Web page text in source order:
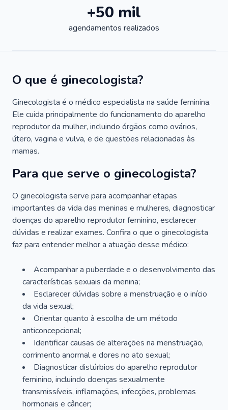
+50 mil
agendamentos realizados
O que é ginecologista?
Ginecologista é o médico especialista na saúde feminina.
Ele cuida principalmente do funcionamento do aparelho
reprodutor da mulher, incluindo órgãos como ovários,
útero, vagina e vulva, e de questões relacionadas às
mamas.
Para que serve o ginecologista?
O ginecologista serve para acompanhar etapas
importantes da vida das meninas e mulheres, diagnosticar
doenças do aparelho reprodutor feminino, esclarecer
dúvidas e realizar exames. Confira o que o ginecologista
faz para entender melhor a atuação desse médico:
Acompanhar a puberdade e o desenvolvimento das
características sexuais da menina;
Esclarecer dúvidas sobre a menstruação e o início
da vida sexual;
Orientar quanto à escolha de um método
anticoncepcional;
Identificar causas de alterações na menstruação,
corrimento anormal e dores no ato sexual;
Diagnosticar distúrbios do aparelho reprodutor
feminino, incluindo doenças sexualmente
transmissíveis, inflamações, infecções, problemas
hormonais e câncer;